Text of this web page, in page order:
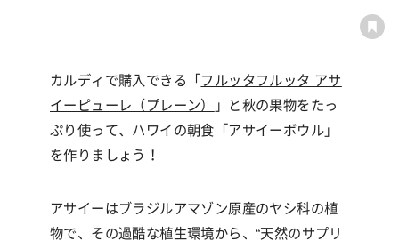
カルディで購入できる「 フルッタフルッタ アサ
イーピューレ（プレーン）
」と秋の果物をたっ
ぷり使って、ハワイの朝食「アサイーボウル」
を作りましょう！
アサイーはブラジルアマゾン原産のヤシ科の植
物で、その過酷な植生環境から、 “天然のサプリ